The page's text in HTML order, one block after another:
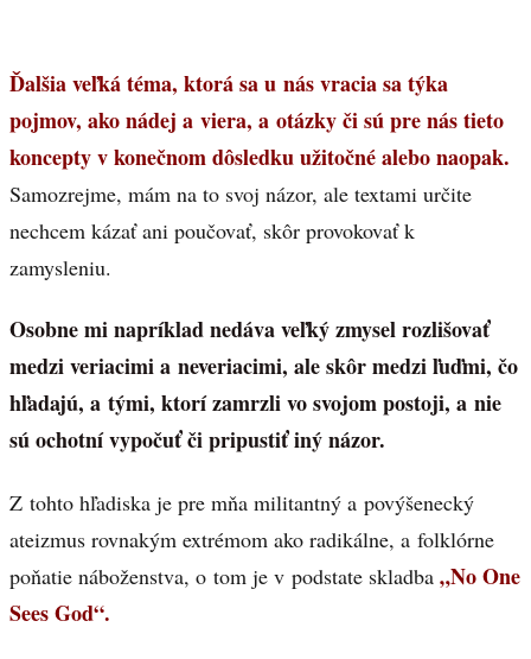
Ďalšia veľká téma, ktorá sa u nás vracia sa týka
pojmov, ako nádej a viera, a otázky či sú pre nás tieto
koncepty v konečnom dôsledku užitočné alebo naopak.
Samozrejme, mám na to svoj názor, ale textami určite
nechcem kázať ani poučovať, skôr provokovať k
zamysleniu.
Osobne mi napríklad nedáva veľký zmysel rozlišovať
medzi veriacimi a neveriacimi, ale skôr medzi ľuďmi, čo
hľadajú, a tými, ktorí zamrzli vo svojom postoji, a nie
sú ochotní vypočuť či pripustiť iný názor.
Z tohto hľadiska je pre mňa militantný a povýšenecký
ateizmus rovnakým extrémom ako radikálne, a folklórne
poňatie náboženstva, o tom je v podstate skladba „No One
Sees God“.